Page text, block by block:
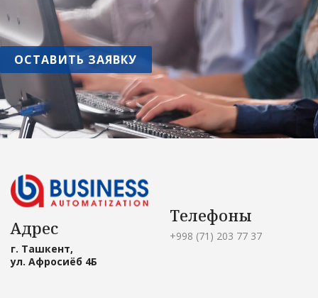
ОСТАВИТЬ ЗАЯВКУ
Адрес
г. Ташкент,
ул. Афросиёб 4Б
Телефоны
+998 (71) 203 77 37